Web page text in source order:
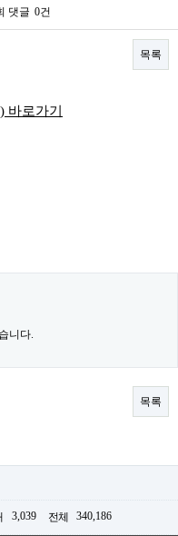
댓글 0건
목록
바로가기
니다.
목록
3,039 전체 340,186